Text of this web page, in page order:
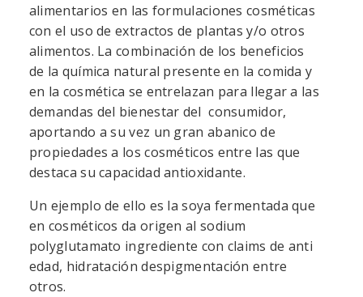
alimentarios en las formulaciones cosméticas
con el uso de extractos de plantas y/o otros
alimentos. La combinación de los beneficios
de la química natural presente en la comida y
en la cosmética se entrelazan para llegar a las
demandas del bienestar del consumidor,
aportando a su vez un gran abanico de
propiedades a los cosméticos entre las que
destaca su capacidad antioxidante.
Un ejemplo de ello es la soya fermentada que
en cosméticos da origen al sodium
polyglutamato ingrediente con claims de anti
edad, hidratación despigmentación entre
otros.